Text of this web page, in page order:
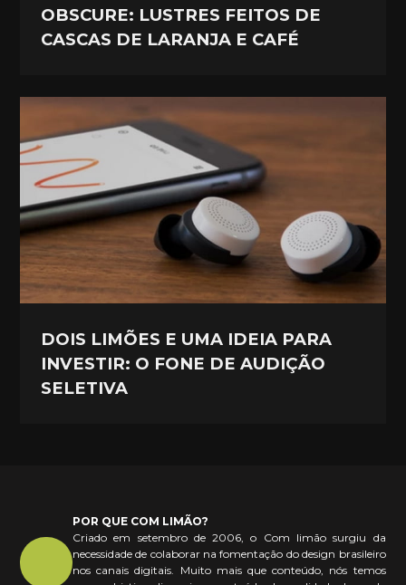
OBSCURE: LUSTRES FEITOS DE
CASCAS DE LARANJA E CAFÉ
DOIS LIMÕES E UMA IDEIA PARA
INVESTIR: O FONE DE AUDIÇÃO
SELETIVA
POR QUE COM LIMÃO?
Criado em setembro de 2006, o Com limão surgiu da
necessidade de colaborar na fomentação do design brasileiro
nos canais digitais. Muito mais que conteúdo, nós temos